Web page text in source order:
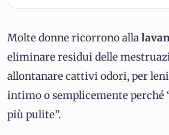
Molte donne ricorrono alla
eliminare residui delle
allontanare cattivi odori, per
intimo o semplicemente perché
più pulite”.